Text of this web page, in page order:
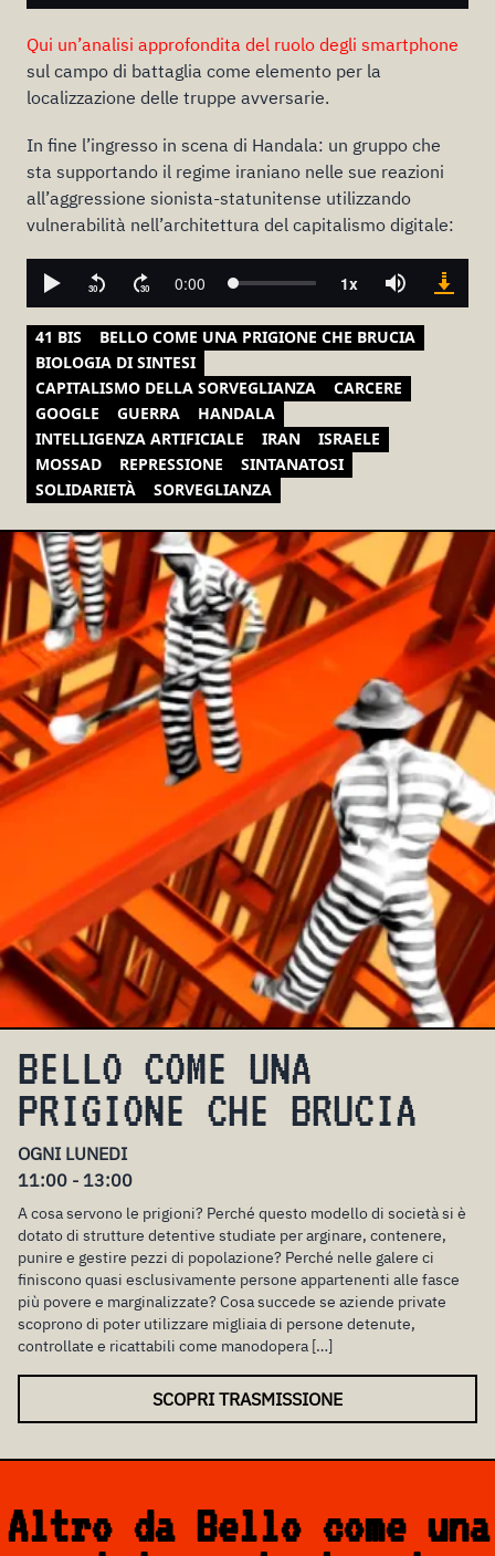
Qui un’analisi approfondita del ruolo degli smartphone
sul campo di battaglia come elemento per la
localizzazione delle truppe avversarie.
In fine l’ingresso in scena di Handala: un gruppo che
sta supportando il regime iraniano nelle sue reazioni
all’aggressione sionista-statunitense utilizzando
vulnerabilità nell’architettura del capitalismo digitale:
41 BIS
BELLO COME UNA PRIGIONE CHE BRUCIA
BIOLOGIA DI SINTESI
CAPITALISMO DELLA SORVEGLIANZA
CARCERE
GOOGLE
GUERRA
HANDALA
INTELLIGENZA ARTIFICIALE
IRAN
ISRAELE
MOSSAD
REPRESSIONE
SINTANATOSI
SOLIDARIETÀ
SORVEGLIANZA
BELLO COME UNA
PRIGIONE CHE BRUCIA
OGNI LUNEDI
11:00 - 13:00
A cosa servono le prigioni? Perché questo modello di società si è
dotato di strutture detentive studiate per arginare, contenere,
punire e gestire pezzi di popolazione? Perché nelle galere ci
finiscono quasi esclusivamente persone appartenenti alle fasce
più povere e marginalizzate? Cosa succede se aziende private
scoprono di poter utilizzare migliaia di persone detenute,
controllate e ricattabili come manodopera […]
SCOPRI TRASMISSIONE
Altro da Bello come una